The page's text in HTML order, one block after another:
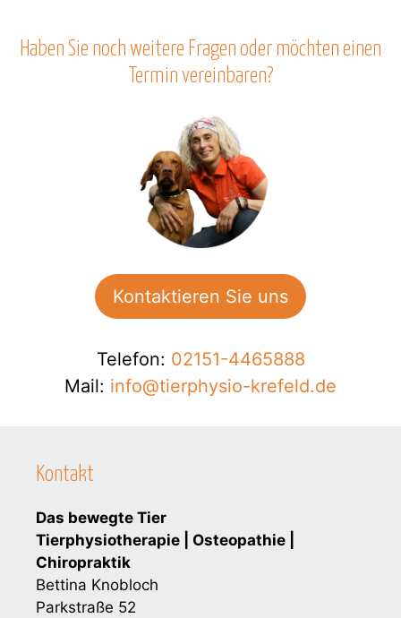
s
Haben Sie noch weitere Fragen oder möchten einen
Termin vereinbaren?
Kontaktieren Sie uns
Telefon: 02151-4465888
Mail: info@tierphysio-krefeld.de
Kontakt
Das bewegte Tier
Tierphysiotherapie | Osteopathie |
Chiropraktik
Bettina Knobloch
Parkstraße 52